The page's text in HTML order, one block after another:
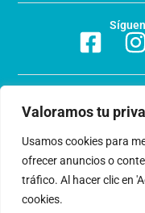
Valoramos tu
Usamos cookies para
ofrecer anuncios o
tráfico. Al hacer clic en
cookies.
Libro de